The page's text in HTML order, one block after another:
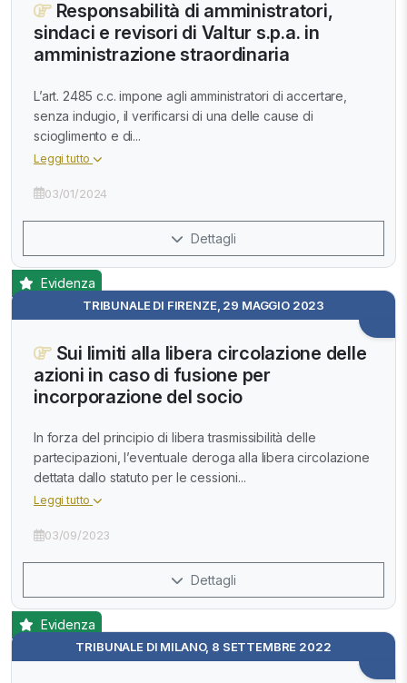
Responsabilità di amministratori,
sindaci e revisori di Valtur s.p.a. in
amministrazione straordinaria
L’art. 2485 c.c. impone agli amministratori di accertare,
senza indugio, il verificarsi di una delle cause di
scioglimento e di...
Leggi tutto
03/01/2024
Dettagli
TRIBUNALE DI FIRENZE, 29 MAGGIO 2023
Evidenza
Sui limiti alla libera circolazione delle
azioni in caso di fusione per
incorporazione del socio
In forza del principio di libera trasmissibilità delle
partecipazioni, l’eventuale deroga alla libera circolazione
dettata dallo statuto per le cessioni...
Leggi tutto
03/09/2023
Dettagli
TRIBUNALE DI MILANO, 8 SETTEMBRE 2022
Evidenza